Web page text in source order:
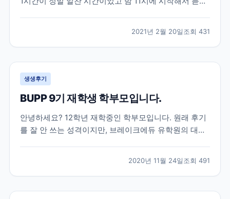
가지지 않았다가 미리 준비를 못해 나중에 후회를 했을
뻔한 엄청 중요한 이야기들을 해주셨고 그 이야기들도
딱...
2021년 2월 20일조회 431
생생후기
BUPP 9기 재학생 학부모입니다.
안녕하세요? 12학년 재학중인 학부모입니다. 원래 후기
를 잘 안 쓰는 성격이지만, 브레이크에듀 유학원의 대학
몇자 적어 봅니다. 조기유학으로는 늦은 고1 봄, 강남 모
유학원의 권유로 토론토의 대형사립고등학교로 갔으
나,...
2020년 11월 24일조회 491